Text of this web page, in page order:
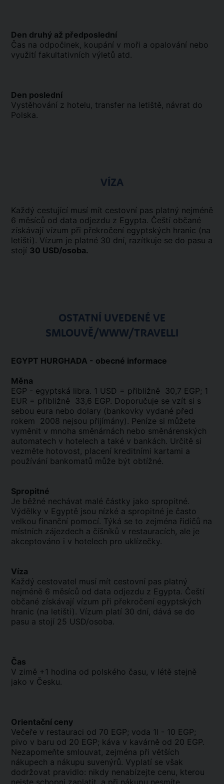
Den druhý až předposlední
Čas na odpočinek, koupání v moři a opalování nebo
využití fakultativních výletů atd.
Den poslední
Vystěhování z hotelu, transfer na letiště, návrat do
Polska.
VÍZA
Každý cestující musí mít cestovní pas platný nejméně
6 měsíců od data odjezdu z Egypta. Čeští občané
získávají vízum při překročení egyptských hranic (na
letišti). Vízum je platné 30 dní, razítkuje se do pasu a
stojí 30 USD/osoba.
OSTATNÍ UVEDENÉ VE
SMLOUVĚ/WWW/TRAVELLI
EGYPT HURGHADA - obecné informace
Měna
EGP - egyptská libra. 1 USD = přibližně 30,7 EGP; 1
EUR = přibližně 33,6 EGP. Doporučuje se vzít si s
sebou eura nebo dolary (bankovky vydané před
rokem 2008 nejsou přijímány). Peníze si můžete
vyměnit v mnoha směnárnách nebo směnárenských
automatech v hotelech a také v bankách. Určitě si
vezměte hotovost, placení kreditními kartami a
používání bankomatů může být obtížné.
Spropitné
Je běžné nechávat malé částky jako spropitné.
Výdělky v Egyptě jsou nízké a spropitné je často
velkou finanční pomocí. Týká se to zejména řidičů na
místních zájezdech a číšníků v restauracích, ale je
akceptováno i v hotelech pro uklízečky.
Víza
Každý cestovatel musí mít cestovní pas platný
nejméně 6 měsíců od data odjezdu z Egypta. Čeští
občané získávají vízum při překročení egyptských
hranic (na letišti). Vízum platí 30 dní, dává se do
pasu a stojí 25 USD/osoba.
Čas
V zimě +1 hodina od polského času, v létě stejně
jako v Česku.
Orientační ceny
Večeře v restauraci od 70 EGP; voda 1l - 10 EGP;
pivo v baru od 20 EGP; káva v kavárně od 20 EGP.
Nezapomeňte smlouvat, zejména při větších
nákupech a nákupu suvenýrů. Vyplatí se však
dodržovat pravidlo: nikdy nenabízejte cenu, kterou
nejste schopni zaplatit, a při nákupu nesmíte